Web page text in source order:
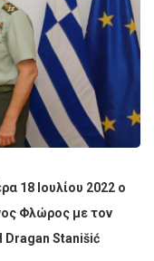
18 Ιουλίου 2022 ο
Φλώρος με τον
Dragan Stanišić